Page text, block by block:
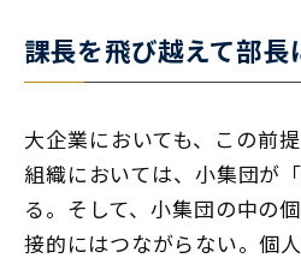
課長を飛び越えて部長
大企業においても、この前
組織においては、小集団が
る。そして、小集団の中の
接的にはつながらない。個